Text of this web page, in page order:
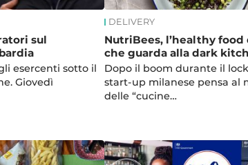
sul
esercenti sotto il
Giovedì
DELIVERY
NutriBees, l’healthy
che guarda alla dark
Dopo il boom durante il
start-up milanese pensa al
delle “cucine…